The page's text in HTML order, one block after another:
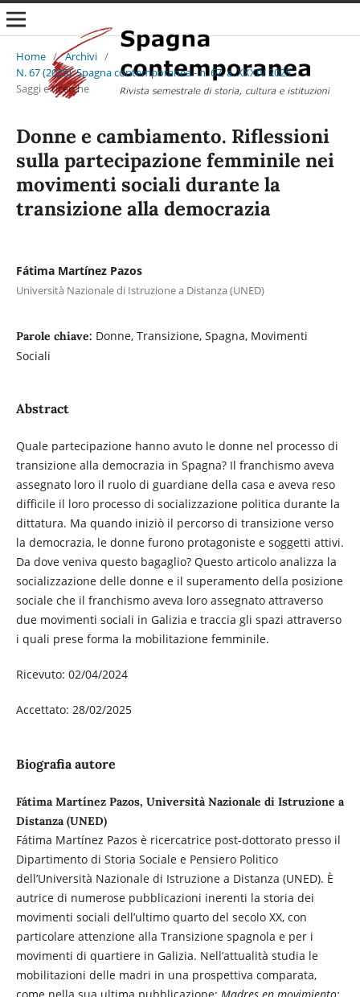
Home / Archivi /
N. 67 (2025): Spagna contemporanea - n. 67, a. XXXIV 2025 /
Saggi e ricerche
Donne e cambiamento. Riflessioni
sulla partecipazione femminile nei
movimenti sociali durante la
transizione alla democrazia
Fátima Martínez Pazos
Università Nazionale di Istruzione a Distanza (UNED)
Parole chiave: Donne, Transizione, Spagna, Movimenti
Sociali
Abstract
Quale partecipazione hanno avuto le donne nel processo di
transizione alla democrazia in Spagna? Il franchismo aveva
assegnato loro il ruolo di guardiane della casa e aveva reso
difficile il loro processo di socializzazione politica durante la
dittatura. Ma quando iniziò il percorso di transizione verso
la democrazia, le donne furono protagoniste e soggetti attivi.
Da dove veniva questo bagaglio? Questo articolo analizza la
socializzazione delle donne e il superamento della posizione
sociale che il franchismo aveva loro assegnato attraverso
due movimenti sociali in Galizia e traccia gli spazi attraverso
i quali prese forma la mobilitazione femminile.
Ricevuto: 02/04/2024
Accettato: 28/02/2025
Biografia autore
Fátima Martínez Pazos, Università Nazionale di Istruzione a
Distanza (UNED)
Fátima Martínez Pazos è ricercatrice post-dottorato presso il
Dipartimento di Storia Sociale e Pensiero Politico
dell’Università Nazionale di Istruzione a Distanza (UNED). È
autrice di numerose pubblicazioni inerenti la storia dei
movimenti sociali dell’ultimo quarto del secolo XX, con
particolare attenzione alla Transizione spagnola e per i
movimenti di quartiere in Galizia. Nell’attualità studia le
mobilitazioni delle madri in una prospettiva comparata,